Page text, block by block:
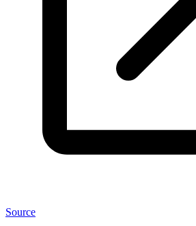
Source